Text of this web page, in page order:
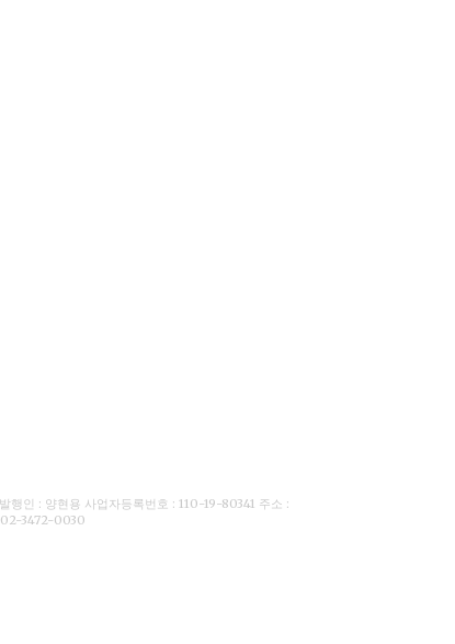
행인 : 양현용 사업자등록번호 : 110-19-80341 주소 :
02-3472-0030